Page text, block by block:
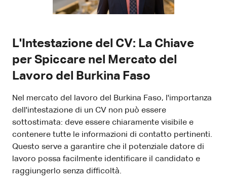
L'Intestazione del CV: La Chiave
per Spiccare nel Mercato del
Lavoro del Burkina Faso
Nel mercato del lavoro del Burkina Faso, l'importanza
dell'intestazione di un CV non può essere
sottostimata: deve essere chiaramente visibile e
contenere tutte le informazioni di contatto pertinenti.
Questo serve a garantire che il potenziale datore di
lavoro possa facilmente identificare il candidato e
raggiungerlo senza difficoltà.